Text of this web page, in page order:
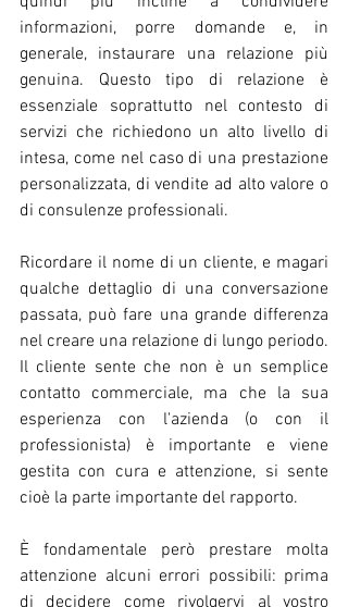
informazioni, porre domande e, in
generale, instaurare una relazione più
genuina. Questo tipo di relazione è
essenziale soprattutto nel contesto di
servizi che richiedono un alto livello di
intesa, come nel caso di una prestazione
personalizzata, di vendite ad alto valore o
di consulenze professionali.
Ricordare il nome di un cliente, e magari
qualche dettaglio di una conversazione
passata, può fare una grande differenza
nel creare una relazione di lungo periodo.
Il cliente sente che non è un semplice
contatto commerciale, ma che la sua
esperienza con l'azienda (o con il
professionista) è importante e viene
gestita con cura e attenzione, si sente
cioè la parte importante del rapporto.
È fondamentale però prestare molta
attenzione alcuni errori possibili: prima
di decidere come rivolgervi al vostro